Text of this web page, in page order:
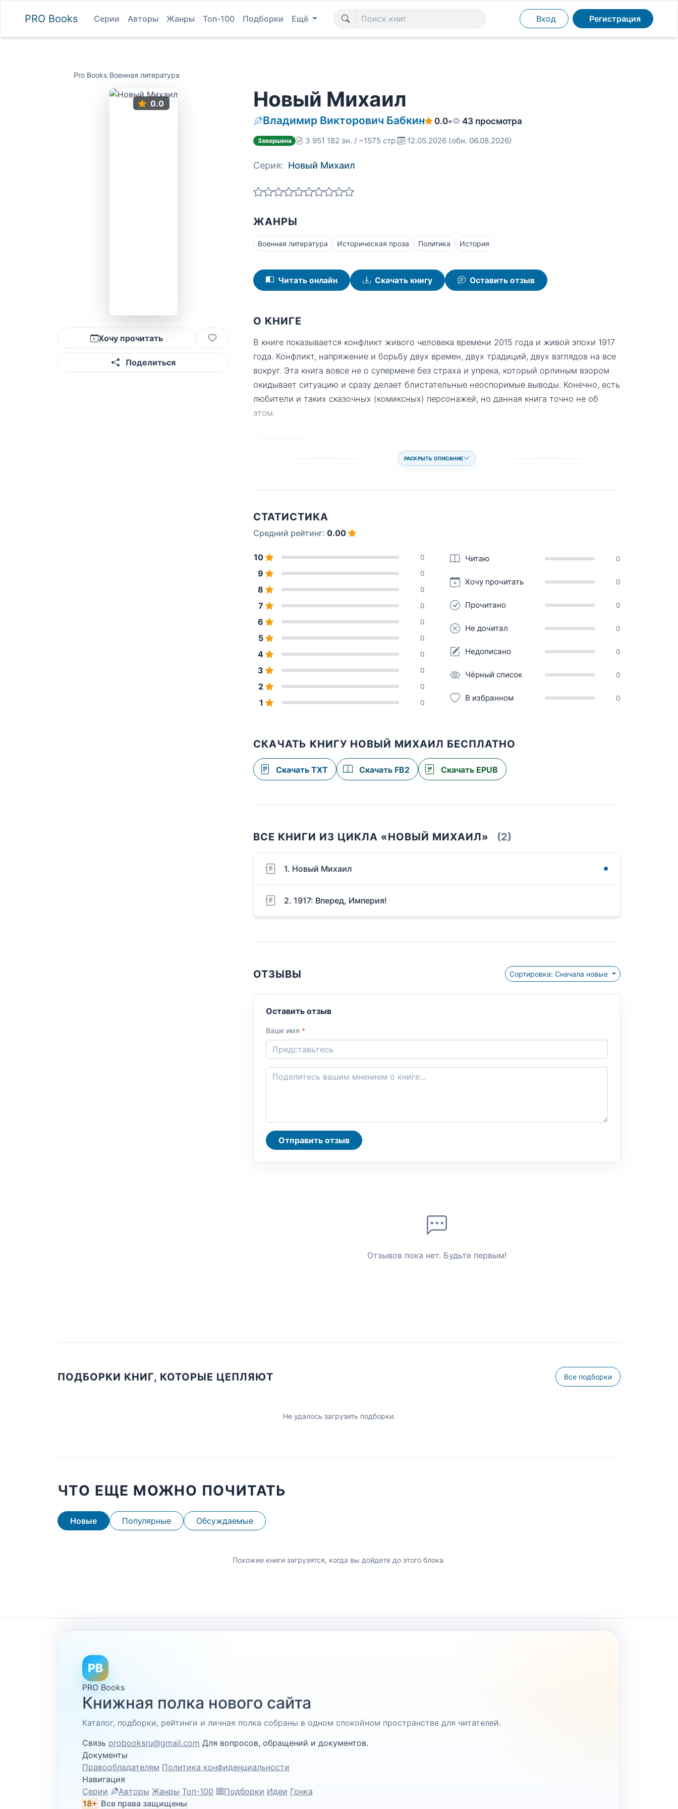
PRO Books Серии Авторы Жанры Топ-100 Подборки Ещё Вход Регистрация
Pro Books/Военная литература
0.0
Хочу прочитать
Поделиться
Новый Михаил
Владимир Викторович Бабкин 0.0• 43 просмотра
Завершена 3 951 182 зн. / ~1575 стр. 12.05.2026 (обн. 06.08.2026)
Серия: Новый Михаил
ЖАНРЫ
Военная литература Историческая проза Политика История
Читать онлайн Скачать книгу Оставить отзыв
О КНИГЕ
В книге показывается конфликт живого человека времени 2015 года и живой эпохи 1917
года. Конфликт, напряжение и борьбу двух времен, двух традиций, двух взглядов на все
вокруг. Эта книга вовсе не о супермене без страха и упрека, который орлиным взором
окидывает ситуацию и сразу делает блистательные неоспоримые выводы. Конечно, есть
любители и таких сказочных (комиксных) персонажей, но данная книга точно не об
этом.
РАСКРЫТЬ ОПИСАНИЕ
СТАТИСТИКА
Средний рейтинг: 0.00
10 0
9 0
8 0
7 0
6 0
5 0
4 0
3 0
2 0
1 0
Читаю 0
Хочу прочитать 0
Прочитано 0
Не дочитал 0
Недописано 0
Чёрный список 0
В избранном 0
СКАЧАТЬ КНИГУ НОВЫЙ МИХАИЛ БЕСПЛАТНО
Скачать TXT Скачать FB2 Скачать EPUB
ВСЕ КНИГИ ИЗ ЦИКЛА «НОВЫЙ МИХАИЛ» (2)
1. Новый Михаил
2. 1917: Вперед, Империя!
ОТЗЫВЫ Сортировка: Сначала новые
Оставить отзыв
Ваше имя *
Отправить отзыв
Отзывов пока нет. Будьте первым!
ПОДБОРКИ КНИГ, КОТОРЫЕ ЦЕПЛЯЮТ Все подборки
Не удалось загрузить подборки.
ЧТО ЕЩЕ МОЖНО ПОЧИТАТЬ
Новые Популярные Обсуждаемые
Похожие книги загрузятся, когда вы дойдете до этого блока.
PB
PRO Books
Книжная полка нового сайта
Каталог, подборки, рейтинги и личная полка собраны в одном спокойном пространстве для читателей.
Связь probooksru@gmail.com Для вопросов, обращений и документов.
Документы
Правообладателям Политика конфиденциальности
Навигация
Серии
Авторы Жанры Топ-100 Подборки Идеи Гонка
18+ Все права защищены